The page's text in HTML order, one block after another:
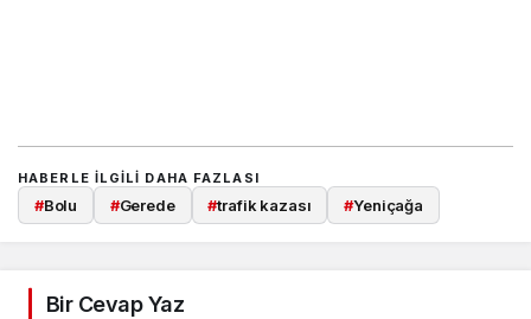
HABERLE ILGILI DAHA FAZLASI
#Bolu #Gerede #trafik kazası #Yeniçağa
Bir Cevap Yaz